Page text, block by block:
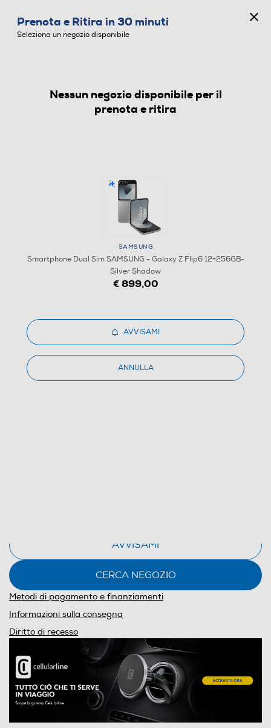
SMARTPHONE DUAL SIM
SAMSUNG - Galaxy Z Flip6 12+256GB-Silver Shadow
4.6 (717)
AVVISAMI
CERCA NEGOZIO
Metodi di pagamento e finanziamenti
Informazioni sulla consegna
Diritto di recesso
Prenota e Ritira in 30 minuti
Seleziona un negozio disponibile
Nessun negozio disponibile per il
prenota e ritira
SAMSUNG
Smartphone Dual Sim SAMSUNG - Galaxy Z Flip6 12+256GB-
Silver Shadow
€ 899,00
AVVISAMI
ANNULLA